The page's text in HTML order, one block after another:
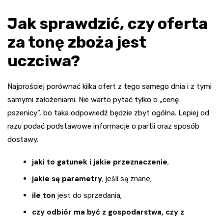
Jak sprawdzić, czy oferta
za tonę zboża jest
uczciwa?
Najprościej porównać kilka ofert z tego samego dnia i z tymi
samymi założeniami. Nie warto pytać tylko o „cenę
pszenicy”, bo taka odpowiedź będzie zbyt ogólna. Lepiej od
razu podać podstawowe informacje o partii oraz sposób
dostawy.
jaki to gatunek i jakie przeznaczenie,
jakie są parametry, jeśli są znane,
ile ton jest do sprzedania,
czy odbiór ma być z gospodarstwa, czy z